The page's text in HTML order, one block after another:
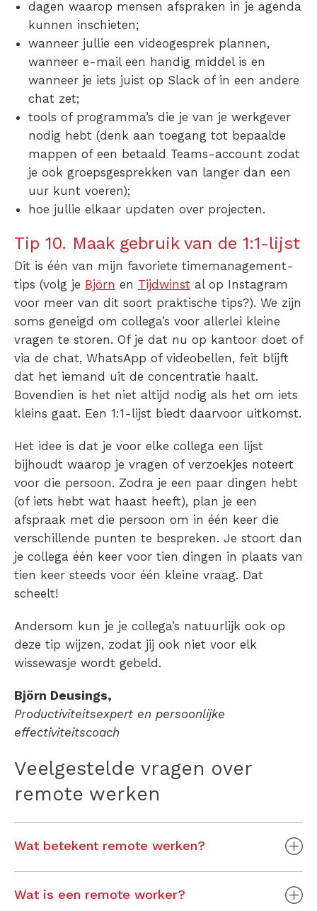
dagen waarop mensen afspraken in je agenda
kunnen inschieten;
wanneer jullie een videogesprek plannen,
wanneer e-mail een handig middel is en
wanneer je iets juist op Slack of in een andere
chat zet;
tools of programma’s die je van je werkgever
nodig hebt (denk aan toegang tot bepaalde
mappen of een betaald Teams-account zodat
je ook groepsgesprekken van langer dan een
uur kunt voeren);
hoe jullie elkaar updaten over projecten.
Tip 10. Maak gebruik van de 1:1-lijst
Dit is één van mijn favoriete timemanagement-
tips (volg je Björn en Tijdwinst al op Instagram
voor meer van dit soort praktische tips?). We zijn
soms geneigd om collega’s voor allerlei kleine
vragen te storen. Of je dat nu op kantoor doet of
via de chat, WhatsApp of videobellen, feit blijft
dat het iemand uit de concentratie haalt.
Bovendien is het niet altijd nodig als het om iets
kleins gaat. Een 1:1-lijst biedt daarvoor uitkomst.
Het idee is dat je voor elke collega een lijst
bijhoudt waarop je vragen of verzoekjes noteert
voor die persoon. Zodra je een paar dingen hebt
(of iets hebt wat haast heeft), plan je een
afspraak met die persoon om in één keer die
verschillende punten te bespreken. Je stoort dan
je collega één keer voor tien dingen in plaats van
tien keer steeds voor één kleine vraag. Dat
scheelt!
Andersom kun je je collega’s natuurlijk ook op
deze tip wijzen, zodat jij ook niet voor elk
wissewasje wordt gebeld.
Björn Deusings,
Productiviteitsexpert en persoonlijke
effectiviteitscoach
Veelgestelde vragen over
remote werken
Wat betekent remote werken?
Wat is een remote worker?